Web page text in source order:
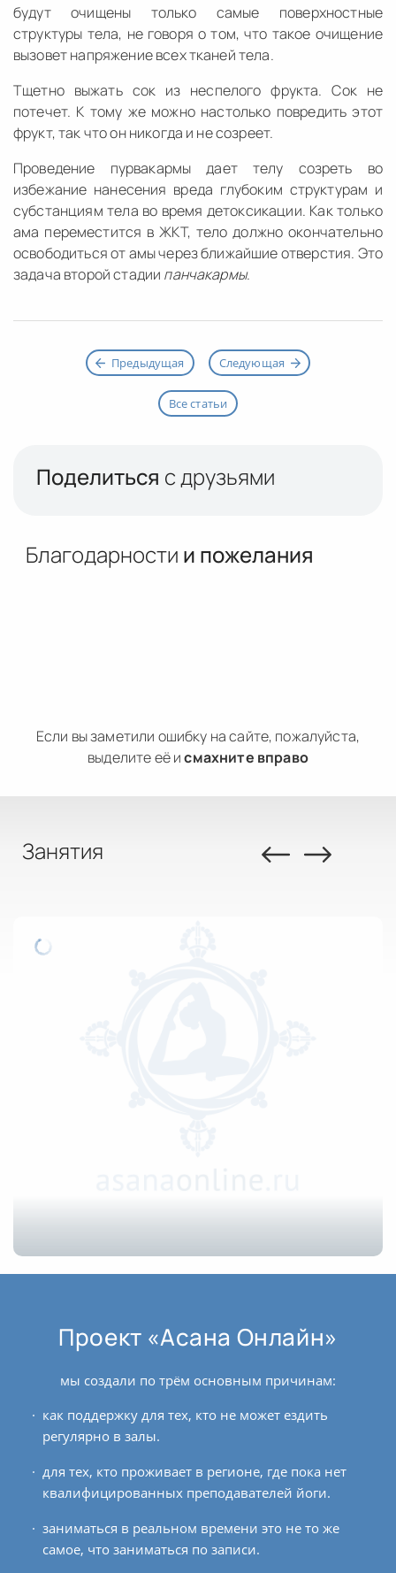
будут очищены только самые поверхностные
структуры тела, не говоря о том, что такое очищение
вызовет напряжение всех тканей тела.
Тщетно выжать сок из неспелого фрукта. Сок не
потечет. К тому же можно настолько повредить этот
фрукт, так что он никогда и не созреет.
Проведение пурвакармы дает телу созреть во
избежание нанесения вреда глубоким структурам и
субстанциям тела во время детоксикации. Как только
ама переместится в ЖКТ, тело должно окончательно
освободиться от амы через ближайшие отверстия. Это
задача второй стадии панчакармы.
Предыдущая Следующая
Все статьи
Поделиться с друзьями
Благодарности и пожелания
Если вы заметили ошибку на сайте, пожалуйста,
выделите её исмахните вправо
Занятия
Проект «Асана Онлайн»
мы создали по трём основным причинам:
как поддержку для тех, кто не может ездить
регулярно в залы.
для тех, кто проживает в регионе, где пока нет
квалифицированных преподавателей йоги.
заниматься в реальном времени это не то же
самое, что заниматься по записи.